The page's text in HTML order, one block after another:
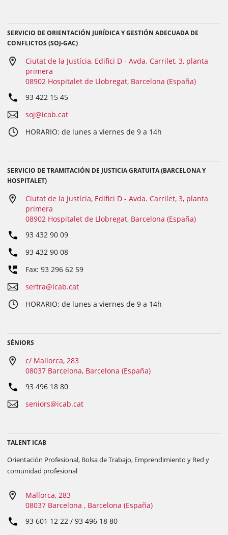
SERVICIO DE ORIENTACIÓN JURÍDICA Y GESTIÓN ADECUADA DE
CONFLICTOS (SOJ-GAC)
Ciutat de la Justícia, Edifici D - Avda. Carrilet, 3, planta
primera
08902 Hospitalet de Llobregat, Barcelona (España)
93 422 15 45
soj@icab.cat
HORARIO: de lunes a viernes de 9 a 14h
SERVICIO DE TRAMITACIÓN DE JUSTICIA GRATUITA (BARCELONA Y
HOSPITALET)
Ciutat de la Justícia, Edifici D - Avda. Carrilet, 3, planta
primera
08902 Hospitalet de Llobregat, Barcelona (España)
93 432 90 09
93 432 90 08
Fax: 93 296 62 59
sertra@icab.cat
HORARIO: de lunes a viernes de 9 a 14h
SÉNIORS
c/ Mallorca, 283
08037 Barcelona, Barcelona (España)
93 496 18 80
seniors@icab.cat
TALENT ICAB
Orientación Profesional, Bolsa de Trabajo, Emprendimiento y Red y
comunidad profesional
Mallorca, 283
08037 Barcelona , Barcelona (España)
93 601 12 22 / 93 496 18 80